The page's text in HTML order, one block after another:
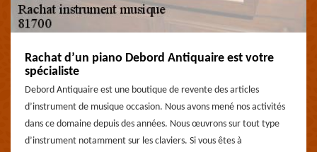
Rachat d’un piano Debord Antiquaire est votre
spécialiste
Debord Antiquaire est une boutique de revente des articles
d’instrument de musique occasion. Nous avons mené nos activités
dans ce domaine depuis des années. Nous œuvrons sur tout type
d’instrument notamment sur les claviers. Si vous êtes à